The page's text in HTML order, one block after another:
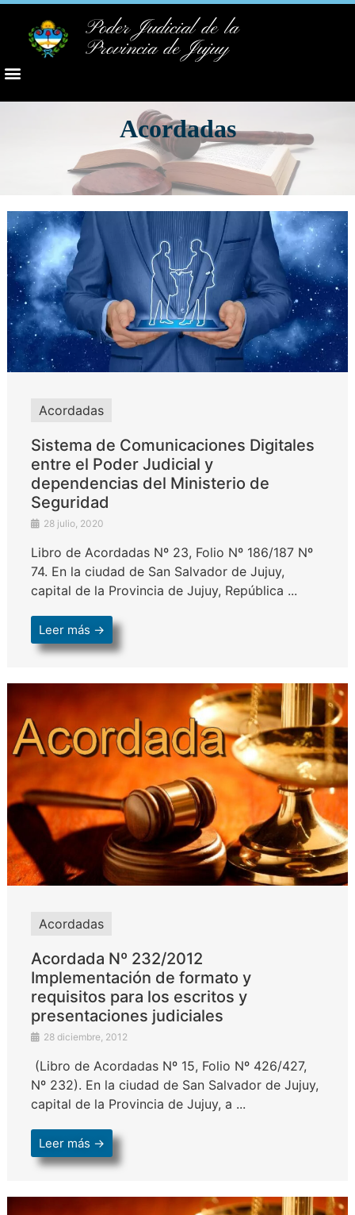
Poder Judicial de la
Provincia de Jujuy
Acordadas
Acordadas
Sistema de Comunicaciones Digitales
entre el Poder Judicial y
dependencias del Ministerio de
Seguridad
28 julio, 2020
Libro de Acordadas Nº 23, Folio Nº 186/187 Nº
74. En la ciudad de San Salvador de Jujuy,
capital de la Provincia de Jujuy, República ...
Leer más →
Acordadas
Acordada Nº 232/2012
Implementación de formato y
requisitos para los escritos y
presentaciones judiciales
28 diciembre, 2012
(Libro de Acordadas Nº 15, Folio Nº 426/427,
Nº 232). En la ciudad de San Salvador de Jujuy,
capital de la Provincia de Jujuy, a ...
Leer más →